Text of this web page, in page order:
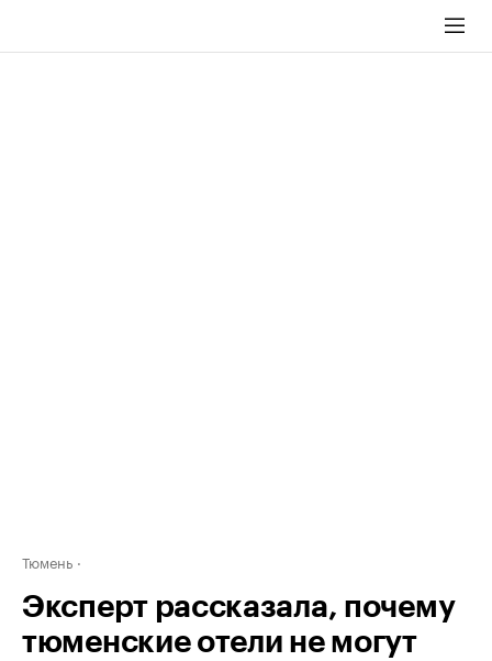
Тюмень
Эксперт рассказала, почему
тюменские отели не могут